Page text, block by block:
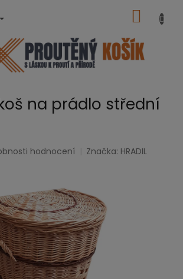
KOŠÍK
na prádlo střední
hodnocení Značka: HRADIL